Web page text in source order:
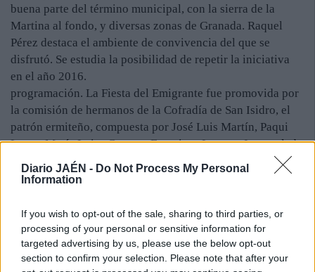
Diario JAÉN - Do Not Process My Personal
Information
If you wish to opt-out of the sale, sharing to third parties, or
processing of your personal or sensitive information for
targeted advertising by us, please use the below opt-out
section to confirm your selection. Please note that after your
buena parte del término municipal, con la sierra de la
Martina al fondo, y diversas zonas de Granada. Raquel
Pérez destaca el ambiente de convivencia del que se
disfrutó. Se estudia la posibilidad de repetir la iniciativa
en el año 2016.
programación. La Fiesta del Emigrante fue promovida por
la comisión de hermanos de la Cofradía de San Isidro, el
patrón ermiteño, compuesta por José Luis Martín, Paqui
Lorca, María Luisa Cuenca, Francisco Lucena, Inmaculada
Pérez, José Antonio Coca, Leo Nieto, Mercedes Álvarez,
Javier Cantero e Isabel Gálvez. Los contenidos arrancaron
de un deslizador en el que gozaron pequeños y mayores.
De noche, una celebración ibicenca puso la animación,
entre música cuidada y buenas tapas. Anoche la clausura
llegó con la actuación de la cantante de Ermita Nueva